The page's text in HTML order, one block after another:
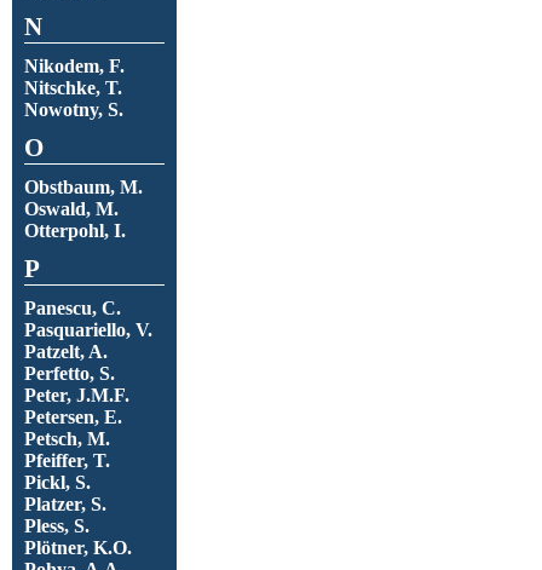
N
Nikodem, F.
Nitschke, T.
Nowotny, S.
O
Obstbaum, M.
Oswald, M.
Otterpohl, I.
P
Panescu, C.
Pasquariello, V.
Patzelt, A.
Perfetto, S.
Peter, J.M.F.
Petersen, E.
Petsch, M.
Pfeiffer, T.
Pickl, S.
Platzer, S.
Pless, S.
Plötner, K.O.